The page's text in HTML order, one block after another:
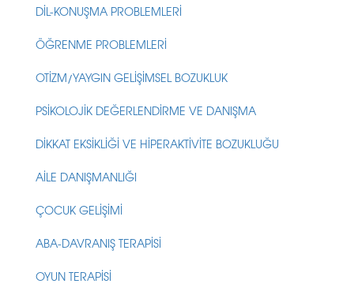
DİL-KONUŞMA PROBLEMLERİ
ÖĞRENME PROBLEMLERİ
OTİZM/YAYGIN GELİŞİMSEL BOZUKLUK
PSİKOLOJİK DEĞERLENDİRME VE DANIŞMA
DİKKAT EKSİKLİĞİ VE HİPERAKTİVİTE BOZUKLUĞU
AİLE DANIŞMANLIĞI
ÇOCUK GELİŞİMİ
ABA-DAVRANIŞ TERAPİSİ
OYUN TERAPİSİ